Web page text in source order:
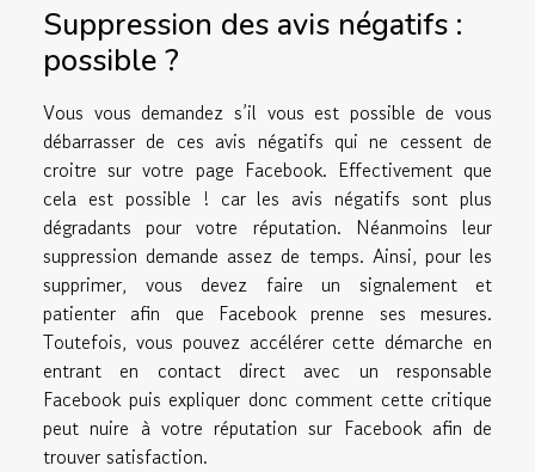
Suppression des avis négatifs :
possible ?
Vous vous demandez s’il vous est possible de vous
débarrasser de ces avis négatifs qui ne cessent de
croitre sur votre page Facebook. Effectivement que
cela est possible ! car les avis négatifs sont plus
dégradants pour votre réputation. Néanmoins leur
suppression demande assez de temps. Ainsi, pour les
supprimer, vous devez faire un signalement et
patienter afin que Facebook prenne ses mesures.
Toutefois, vous pouvez accélérer cette démarche en
entrant en contact direct avec un responsable
Facebook puis expliquer donc comment cette critique
peut nuire à votre réputation sur Facebook afin de
trouver satisfaction.